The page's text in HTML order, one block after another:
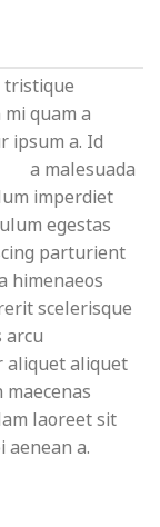
quam a
ipsum a. Id
a malesuada
imperdiet
egestas
parturient
himenaeos
scelerisque
aliquet aliquet
laoreet sit
a.